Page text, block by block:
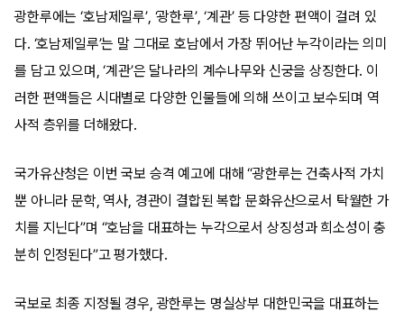
광한루에는 ‘호남제일루’, ‘광한루’, ‘계관’ 등 다양한 편액이 걸려 있
다. ‘호남제일루’는 말 그대로 호남에서 가장 뛰어난 누각이라는 의미
를 담고 있으며, ‘계관’은 달나라의 계수나무와 신궁을 상징한다. 이
러한 편액들은 시대별로 다양한 인물들에 의해 쓰이고 보수되며 역
사적 층위를 더해왔다.
국가유산청은 이번 국보 승격 예고에 대해 “광한루는 건축사적 가치
뿐 아니라 문학, 역사, 경관이 결합된 복합 문화유산으로서 탁월한 가
치를 지닌다”며 “호남을 대표하는 누각으로서 상징성과 희소성이 충
분히 인정된다”고 평가했다.
국보로 최종 지정될 경우, 광한루는 명실상부 대한민국을 대표하는